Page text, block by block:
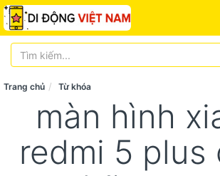
Trang chủ Từ khóa
màn hình
redmi 5 plus